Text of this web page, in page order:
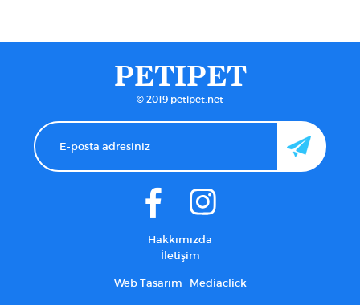
PETIPET
© 2019 petipet.net
Hakkımızda
İletişim
Web Tasarım
Mediaclick